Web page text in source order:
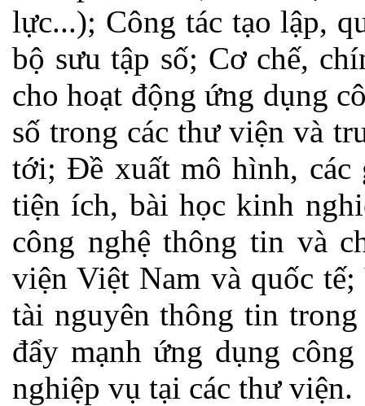
lực...); Công tác tạo lập,
bộ sưu tập số; Cơ chế,
cho hoạt động ứng dụng
số trong các thư viện và
tới; Đề xuất mô hình, các
tiện ích, bài học kinh
công nghệ thông tin và
viện Việt Nam và quốc
tài nguyên thông tin
đẩy mạnh ứng dụng
nghiệp vụ tại các thư viện.